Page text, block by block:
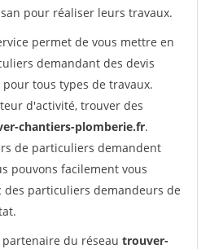
pour réaliser leurs travaux.
permet de vous mettre en
demandant des devis
tous types de travaux.
d'activité, trouver des
chantiers-plomberie.fr.
de particuliers demandent
pouvons facilement vous
des particuliers demandeurs de
du réseau trouver-